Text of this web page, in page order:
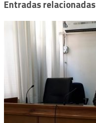
Entradas relacionadas